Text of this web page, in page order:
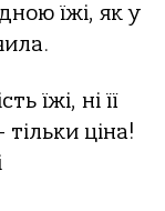
їжі, як у
їжі, ні її
ціна!